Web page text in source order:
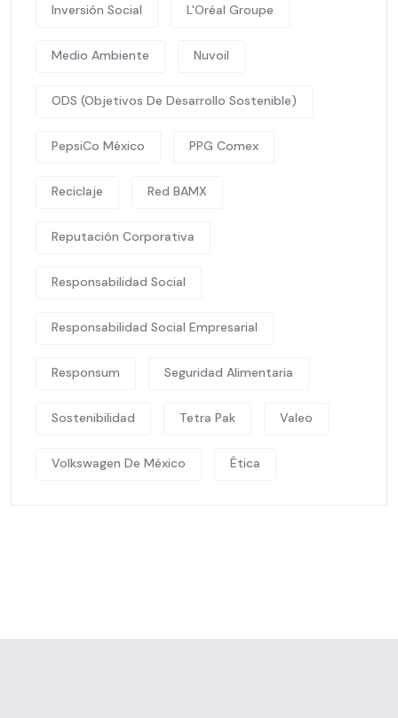
Inversión Social L'Oréal Groupe
Medio Ambiente Nuvoil
ODS (Objetivos De Desarrollo Sostenible)
PepsiCo México PPG Comex
Reciclaje Red BAMX
Reputación Corporativa
Responsabilidad Social
Responsabilidad Social Empresarial
Responsum Seguridad Alimentaria
Sostenibilidad Tetra Pak Valeo
Volkswagen De México Ética